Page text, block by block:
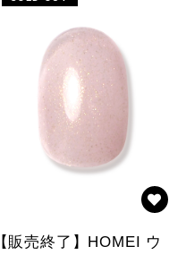
【販売終了】HOMEI ウ